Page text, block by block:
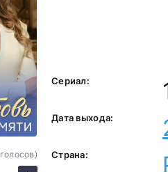
голосов)
Сериал:
Дата выхода:
Страна: